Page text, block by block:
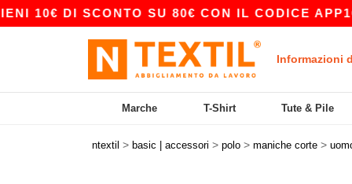
SCONTO SU 80€ CON IL CODICE APP10 –
Informazioni
Marche T-Shirt Tute & Pile
ntextil > basic | accessori > polo > maniche corte >